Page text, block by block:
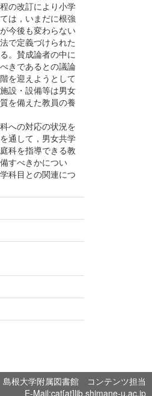
の改訂により小学
は，いまだに根強
今後も変わらない
で定義づけられた
。賛成論者の中に
きであるとの議論
を迎えようとして
設・設備等は男女
を備えた教員の養
への対応の状況を
通して，男女共学
科を指導できる教
すべきかについ
科目との関連につ
島根大学附属図書館 コンテンツ担当
E-Mail:cat[at]lib.shimane-u.ac.jp